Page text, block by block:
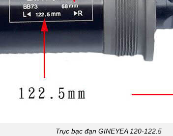
Trục bạc đạn GINEYEA 120-122.5